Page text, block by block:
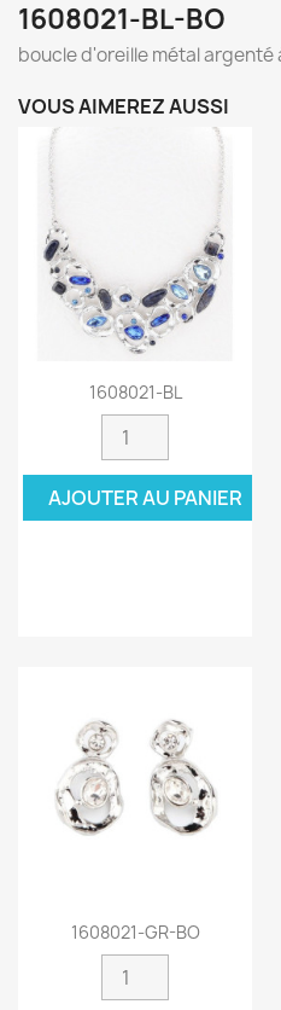
1608021-BL-BO
boucle d'oreille métal
VOUS AIMEREZ AUSSI
1608021-BL
AJOUTER AU PANIER
1608021-GR-BO